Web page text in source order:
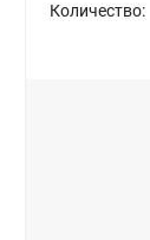
Количество: